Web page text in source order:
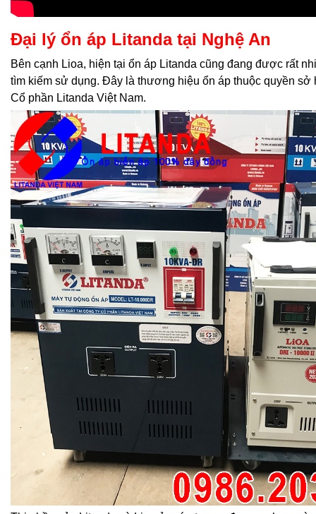
Đại lý ổn áp Litanda tại Nghệ An
Bên cạnh Lioa, hiện tại ổn áp Litanda cũng đang được rất
tìm kiếm sử dụng. Đây là thương hiệu ổn áp thuộc quyền sở
Cổ phần Litanda Việt Nam.